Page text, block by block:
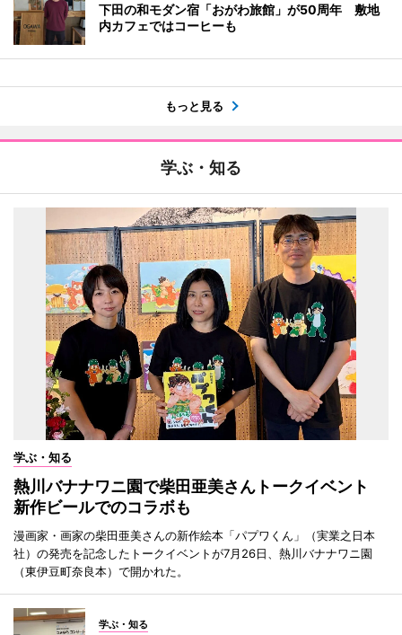
下田の和モダン宿「おがわ旅館」が50周年 敷地
内カフェではコーヒーも
もっと見る
学ぶ・知る
学ぶ・知る
熱川バナナワニ園で柴田亜美さんトークイベント
新作ビールでのコラボも
漫画家・画家の柴田亜美さんの新作絵本「パプワくん」（実業之日本
社）の発売を記念したトークイベントが7月26日、熱川バナナワニ園
（東伊豆町奈良本）で開かれた。
学ぶ・知る